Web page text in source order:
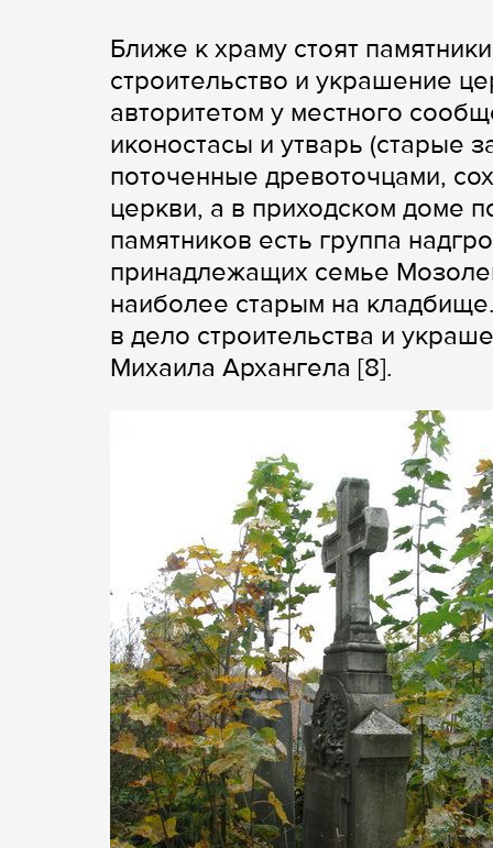
Ближе к храму стоят
строительство и украшение
авторитетом у местного
иконостасы и утварь (старые
поточенные древоточцами,
церкви, а в приходском доме
памятников есть группа
принадлежащих семье
наиболее старым на
в дело строительства и
Михаила Архангела [8].